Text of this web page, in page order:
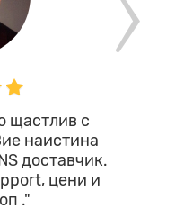
щастлив с
наистина
доставчик.
цени и
."